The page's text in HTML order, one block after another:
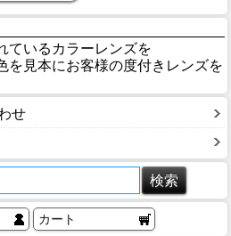
めアイテム
ITEM
ブログ
BLOG
社概要
ォメーション
ているカラーレンズを
を見本にお客様の度付きレンズを
せ
カート